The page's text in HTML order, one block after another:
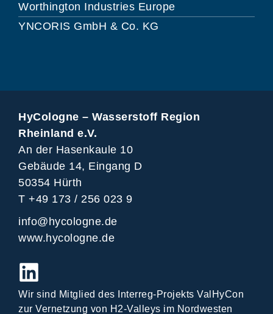
Worthington Industries Europe
YNCORIS GmbH & Co. KG
HyCologne – Wasserstoff Region
Rheinland e.V.
An der Hasenkaule 10
Gebäude 14, Eingang D
50354 Hürth
T +49 173 / 256 023 9
info@hycologne.de
www.hycologne.de
Wir sind Mitglied des Interreg-Projekts ValHyCon
zur Vernetzung von H2-Valleys im Nordwesten